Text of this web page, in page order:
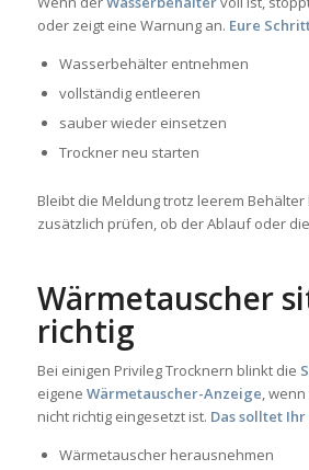
oder zeigt eine Warnung an. Eure
Wasserbehälter entnehmen
vollständig entleeren
sauber wieder einsetzen
Trockner neu starten
Bleibt die Meldung trotz leerem
zusätzlich prüfen, ob der Ablauf oder
Wärmetauscher
richtig
Bei einigen Privileg Trocknern blinkt die
eigene Wärmetauscher-Anzeige,
nicht richtig eingesetzt ist. Das solltet
Wärmetauscher herausnehmen